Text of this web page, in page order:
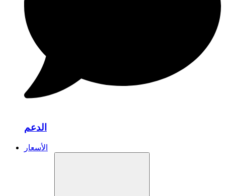
الدعم
الأسعار